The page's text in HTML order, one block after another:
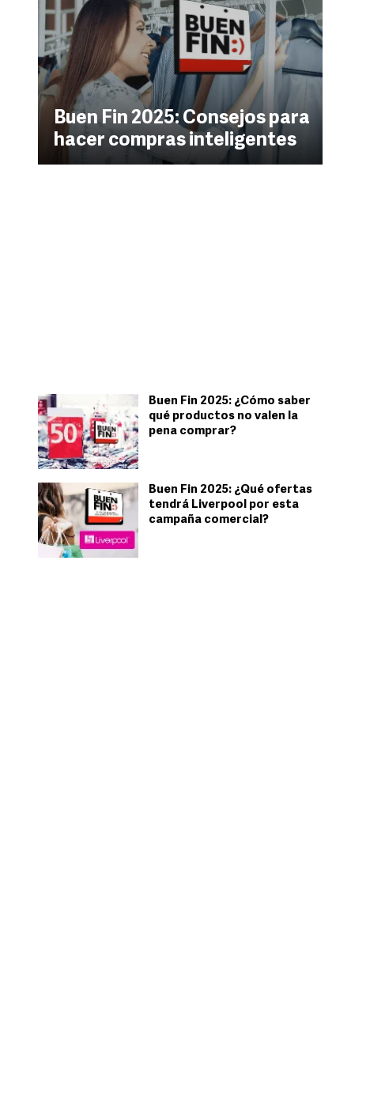
Buen Fin 2025: Consejos para
hacer compras inteligentes
Buen Fin 2025: ¿Cómo saber
qué productos no valen la
pena comprar?
Buen Fin 2025: ¿Qué ofertas
tendrá Liverpool por esta
campaña comercial?